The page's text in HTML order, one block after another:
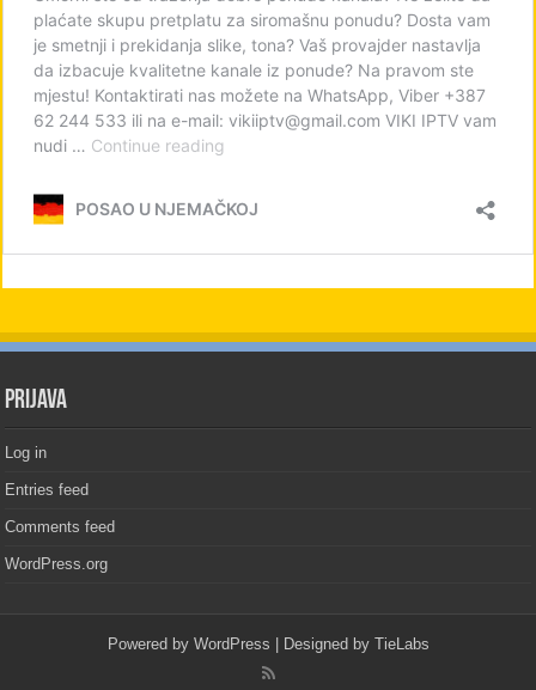
PRIJAVA
Log in
Entries feed
Comments feed
WordPress.org
Powered by WordPress | Designed by TieLabs